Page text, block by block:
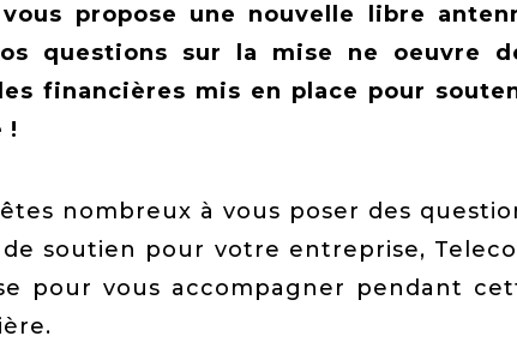
propose une nouvelle libre
questions sur la mise ne oeuvre
financières mis en place pour
!
nombreux à vous poser des
soutien pour votre entreprise,
pour vous accompagner pendant